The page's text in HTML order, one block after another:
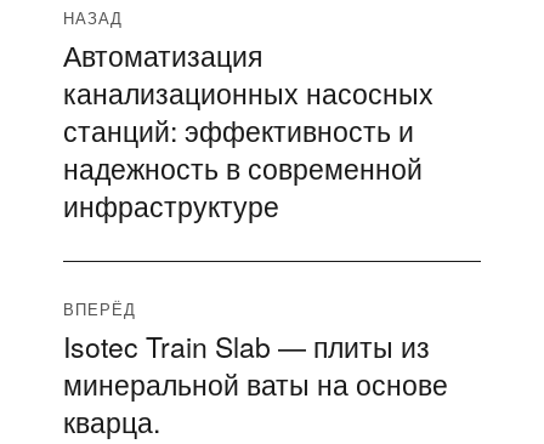
Навигация
по
записям
НАЗАД
Предыдущая
запись:
Автоматизация
канализационных насосных
станций: эффективность и
надежность в современной
инфраструктуре
ВПЕРЁД
Следующая
запись:
Isotec Train Slab — плиты из
минеральной ваты на основе
кварца.